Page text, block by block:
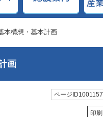
本構想・基本計画
画
ページID1001157
印刷